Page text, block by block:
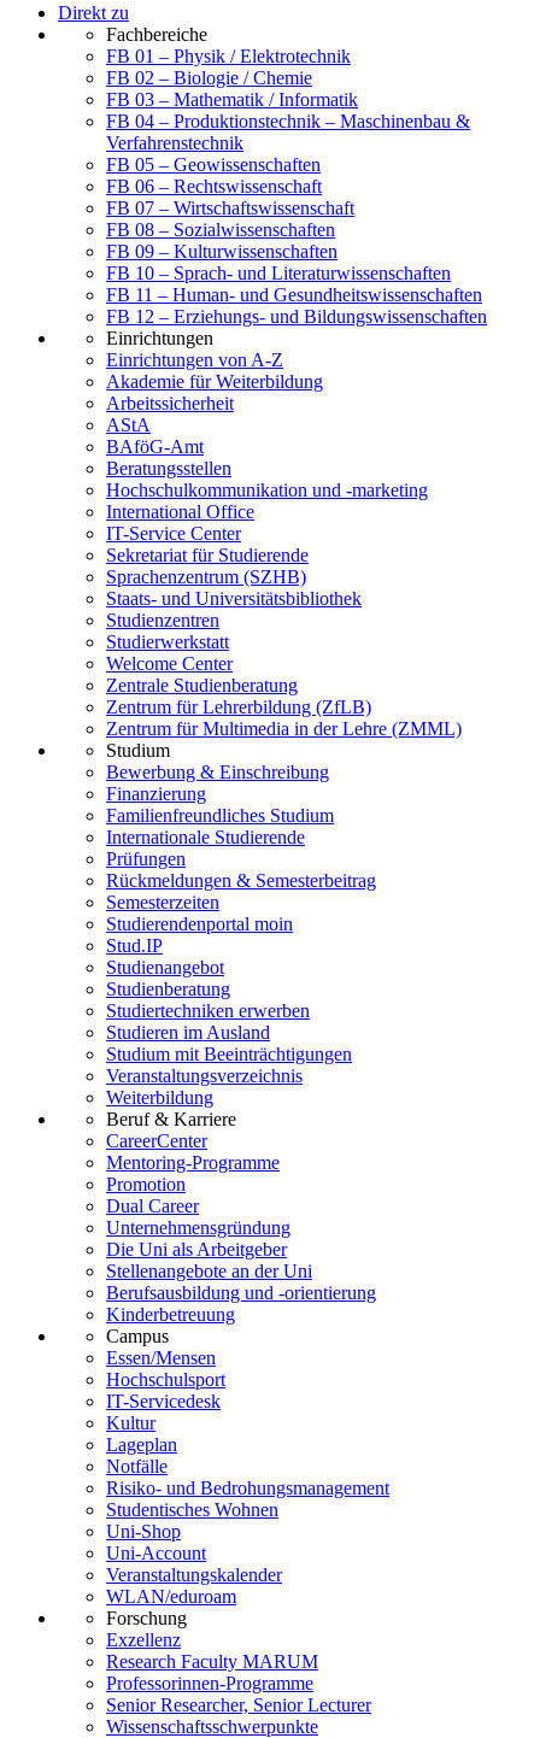
Direkt zu
Fachbereiche
FB 01 – Physik / Elektrotechnik
FB 02 – Biologie / Chemie
FB 03 – Mathematik / Informatik
FB 04 – Produktionstechnik – Maschinenbau &
Verfahrenstechnik
FB 05 – Geowissenschaften
FB 06 – Rechtswissenschaft
FB 07 – Wirtschaftswissenschaft
FB 08 – Sozialwissenschaften
FB 09 – Kulturwissenschaften
FB 10 – Sprach- und Literaturwissenschaften
FB 11 – Human- und Gesundheitswissenschaften
FB 12 – Erziehungs- und Bildungswissenschaften
Einrichtungen
Einrichtungen von A-Z
Akademie für Weiterbildung
Arbeitssicherheit
AStA
BAföG-Amt
Beratungsstellen
Hochschulkommunikation und -marketing
International Office
IT-Service Center
Sekretariat für Studierende
Sprachenzentrum (SZHB)
Staats- und Universitätsbibliothek
Studienzentren
Studierwerkstatt
Welcome Center
Zentrale Studienberatung
Zentrum für Lehrerbildung (ZfLB)
Zentrum für Multimedia in der Lehre (ZMML)
Studium
Bewerbung & Einschreibung
Finanzierung
Familienfreundliches Studium
Internationale Studierende
Prüfungen
Rückmeldungen & Semesterbeitrag
Semesterzeiten
Studierendenportal moin
Stud.IP
Studienangebot
Studienberatung
Studiertechniken erwerben
Studieren im Ausland
Studium mit Beeinträchtigungen
Veranstaltungsverzeichnis
Weiterbildung
Beruf & Karriere
CareerCenter
Mentoring-Programme
Promotion
Dual Career
Unternehmensgründung
Die Uni als Arbeitgeber
Stellenangebote an der Uni
Berufsausbildung und -orientierung
Kinderbetreuung
Campus
Essen/Mensen
Hochschulsport
IT-Servicedesk
Kultur
Lageplan
Notfälle
Risiko- und Bedrohungsmanagement
Studentisches Wohnen
Uni-Shop
Uni-Account
Veranstaltungskalender
WLAN/eduroam
Forschung
Exzellenz
Research Faculty MARUM
Professorinnen-Programme
Senior Researcher, Senior Lecturer
Wissenschaftsschwerpunkte